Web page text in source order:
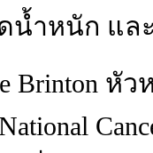
ดน้ำหนัก แ
Brinton หัว